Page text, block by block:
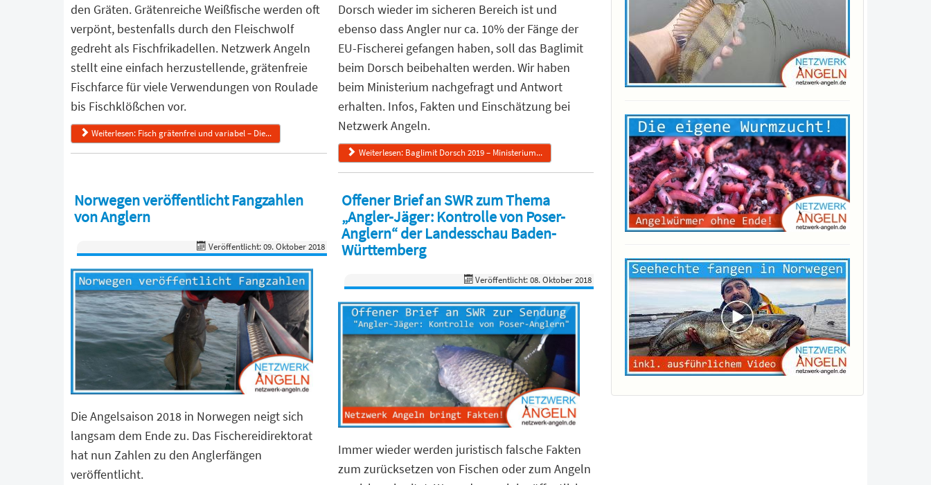
den Gräten. Grätenreiche Weißfische werden oft
verpönt, bestenfalls durch den Fleischwolf
gedreht als Fischfrikadellen. Netzwerk Angeln
stellt eine einfach herzustellende, grätenfreie
Fischfarce für viele Verwendungen von Roulade
bis Fischklößchen vor.
Weiterlesen: Fisch grätenfrei und variabel – Die...
Dorsch wieder im sicheren Bereich ist und
ebenso dass Angler nur ca. 10% der Fänge der
EU-Fischerei gefangen haben, soll das Baglimit
beim Dorsch beibehalten werden. Wir haben
beim Ministerium nachgefragt und Antwort
erhalten. Infos, Fakten und Einschätzung bei
Netzwerk Angeln.
Weiterlesen: Baglimit Dorsch 2019 – Ministerium...
Norwegen veröffentlicht Fangzahlen
von Anglern
Veröffentlicht: 09. Oktober 2018
Die Angelsaison 2018 in Norwegen neigt sich
langsam dem Ende zu. Das Fischereidirektorat
hat nun Zahlen zu den Anglerfängen
veröffentlicht.
Offener Brief an SWR zum Thema
„Angler-Jäger: Kontrolle von Poser-
Anglern“ der Landesschau Baden-
Württemberg
Veröffentlicht: 08. Oktober 2018
Immer wieder werden juristisch falsche Fakten
zum zurücksetzen von Fischen oder zum Angeln